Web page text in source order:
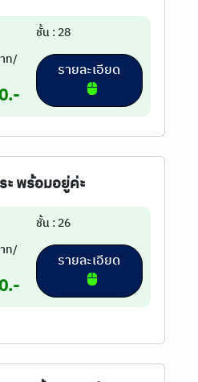
ชั้น : 28
ท/
ะ พร้อมอยู่ค่ะ
ชั้น : 26
ท/